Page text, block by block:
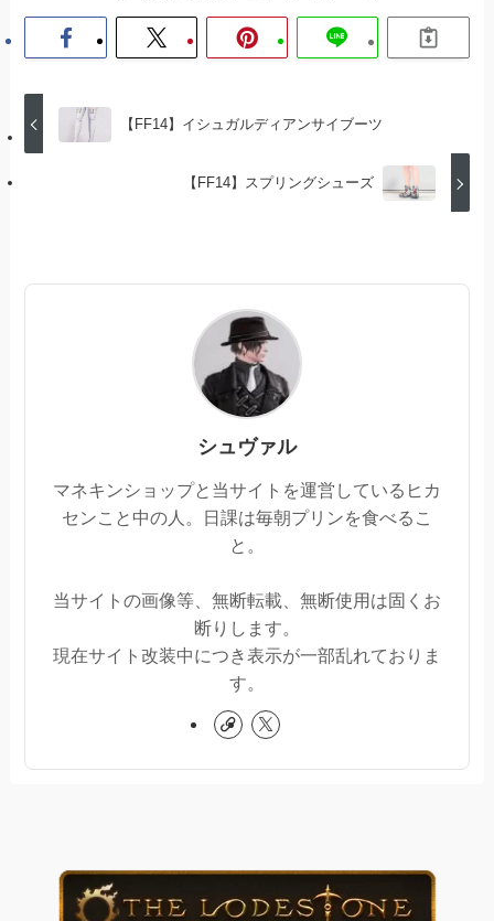
【FF14】イシュガルディアンサイブーツ
【FF14】スプリングシューズ
シュヴァル
マネキンショップと当サイトを運営しているヒカ
センこと中の人。日課は毎朝プリンを食べるこ
と。
当サイトの画像等、無断転載、無断使用は固くお
断りします。
現在サイト改装中につき表示が一部乱れておりま
す。